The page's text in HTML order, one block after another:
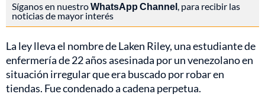
Síganos en nuestroWhatsApp Channel, para recibir las
noticias de mayor interés
La ley lleva el nombre de Laken Riley, una estudiante de
enfermería de 22 años asesinada por un venezolano en
situación irregular que era buscado por robar en
tiendas. Fue condenado a cadena perpetua.